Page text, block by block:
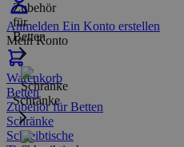
Anmelden Ein Konto erstellen
Mein Konto
Warenkorb
Zubehör
für
Betten
Schränke
Betten
Zubehör für Betten
Schränke
Schreibtische